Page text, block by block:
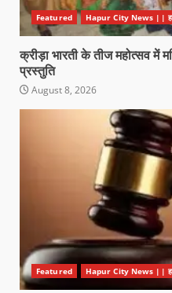
Featured Hapur City News ||
क्रीड़ा भारती के तीज महोत्सव में
प्रस्तुति
August 8, 2026
Featured Hapur City News ||